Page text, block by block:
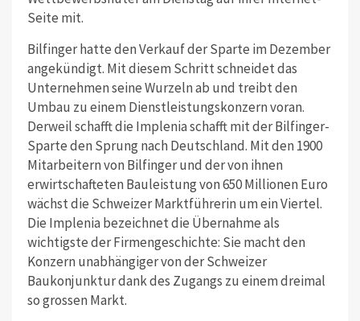
Seite mit.
Bilfinger hatte den Verkauf der Sparte im Dezember
angekündigt. Mit diesem Schritt schneidet das
Unternehmen seine Wurzeln ab und treibt den
Umbau zu einem Dienstleistungskonzern voran.
Derweil schafft die Implenia schafft mit der Bilfinger-
Sparte den Sprung nach Deutschland. Mit den 1900
Mitarbeitern von Bilfinger und der von ihnen
erwirtschafteten Bauleistung von 650 Millionen Euro
wächst die Schweizer Marktführerin um ein Viertel.
Die Implenia bezeichnet die Übernahme als
wichtigste der Firmengeschichte: Sie macht den
Konzern unabhängiger von der Schweizer
Baukonjunktur dank des Zugangs zu einem dreimal
so grossen Markt.